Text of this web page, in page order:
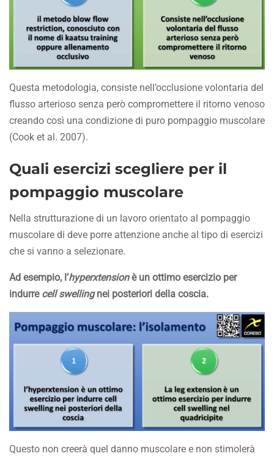
Questa metodologia, consiste nell’occlusione volontaria del
flusso arterioso senza però compromettere il ritorno venoso
creando così una condizione di puro pompaggio muscolare
(Cook et al. 2007).
Quali esercizi scegliere per il
pompaggio muscolare
Nella strutturazione di un lavoro orientato al pompaggio
muscolare di deve porre attenzione anche al tipo di esercizi
che si vanno a selezionare.
Ad esempio, l’hyperxtensionè un ottimo esercizio per
indurre cell swellingnei posteriori della coscia.
Questo non creerà quel danno muscolare e non stimolerà